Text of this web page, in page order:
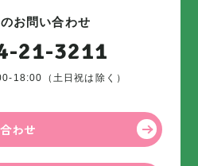
お問い合わせ
21-3211
18:00（土日祝は除く）
わせ